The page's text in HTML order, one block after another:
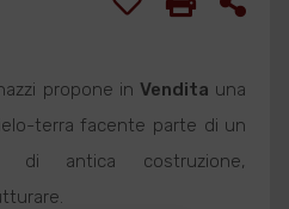
propone inVendita una
terra facente parte di un
di antica costruzione,